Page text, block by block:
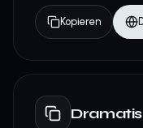
Kopieren